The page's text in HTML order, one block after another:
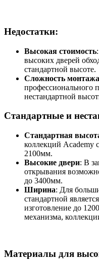
Недостатки:
Высокая стоимость
высоких дверей
стандартной высоте.
Сложность монтажа
профессионального
нестандартной
Стандартные и
Стандартная
коллекций Academy
2100мм.
Высокие двери: В
открывания
до 3400мм.
Ширина: Для
стандартной
изготовление до
механизма,
Материалы для